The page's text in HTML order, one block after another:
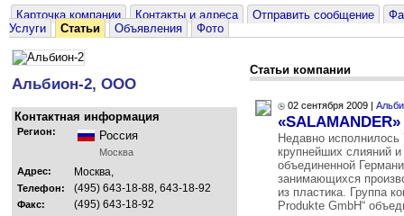
Карточка компании Контакты и адреса Отправить сообщение
Услуги
Статьи Объявления Фото
Альбион-2, ООО
Контактная информация
Регион: Россия
Москва
Адрес:
Москва,
Телефон: (495) 643-18-88, 643-18-92
Факс: (495) 643-18-92
Статьи компании
02 сентября 2009 |
Недавно
крупнейших слияний
объединенной
занимающихся
из пластика. Группа
Produkte GmbH“